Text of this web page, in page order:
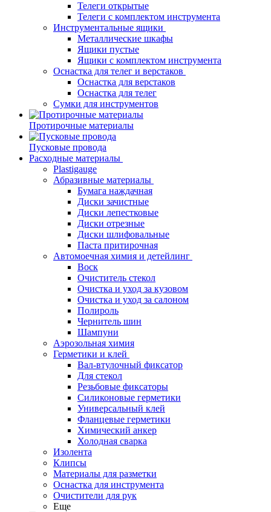
Телеги открытые
Телеги с комплектом инструмента
Инструментальные ящики
Металлические шкафы
Ящики пустые
Ящики с комплектом инструмента
Оснастка для телег и верстаков
Оснастка для верстаков
Оснастка для телег
Сумки для инструментов
Протирочные материалы
Пусковые провода
Расходные материалы
Plastigauge
Абразивные материалы
Бумага наждачная
Диски зачистные
Диски лепестковые
Диски отрезные
Диски шлифовальные
Паста притирочная
Автомоечная химия и детейлинг
Воск
Очиститель стекол
Очистка и уход за кузовом
Очистка и уход за салоном
Полироль
Чернитель шин
Шампуни
Аэрозольная химия
Герметики и клей
Вал-втулочный фиксатор
Для стекол
Резьбовые фиксаторы
Силиконовые герметики
Универсальный клей
Фланцевые герметики
Химический анкер
Холодная сварка
Изолента
Клипсы
Материалы для разметки
Оснастка для инструмента
Очистители для рук
Еще